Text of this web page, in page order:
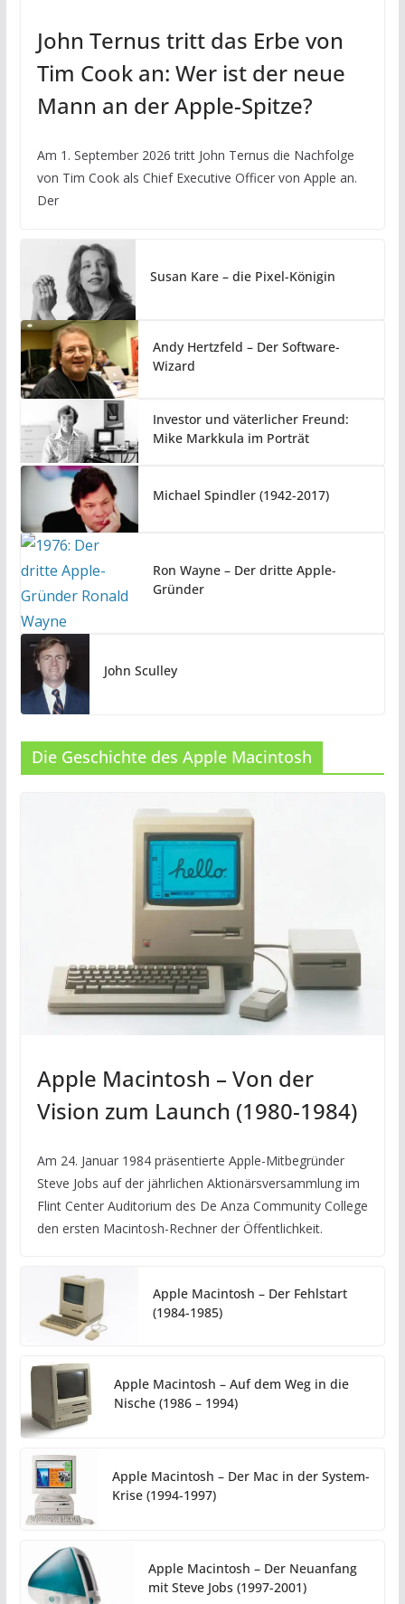
John Ternus tritt das Erbe von
Tim Cook an: Wer ist der neue
Mann an der Apple-Spitze?
Am 1. September 2026 tritt John Ternus die Nachfolge
von Tim Cook als Chief Executive Officer von Apple an.
Der
Susan Kare – die Pixel-Königin
Andy Hertzfeld – Der Software-
Wizard
Investor und väterlicher Freund:
Mike Markkula im Porträt
Michael Spindler (1942-2017)
Ron Wayne – Der dritte Apple-
Gründer
John Sculley
Die Geschichte des Apple Macintosh
Apple Macintosh – Von der
Vision zum Launch (1980-1984)
Am 24. Januar 1984 präsentierte Apple-Mitbegründer
Steve Jobs auf der jährlichen Aktionärsversammlung im
Flint Center Auditorium des De Anza Community College
den ersten Macintosh-Rechner der Öffentlichkeit.
Apple Macintosh – Der Fehlstart
(1984-1985)
Apple Macintosh – Auf dem Weg in die
Nische (1986 – 1994)
Apple Macintosh – Der Mac in der System-
Krise (1994-1997)
Apple Macintosh – Der Neuanfang
mit Steve Jobs (1997-2001)